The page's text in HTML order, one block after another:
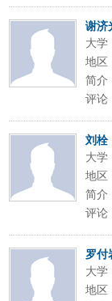
谢济
大学
地区
简介
评论
刘栓
大学
地区
简介
评论
罗付
大学
地区